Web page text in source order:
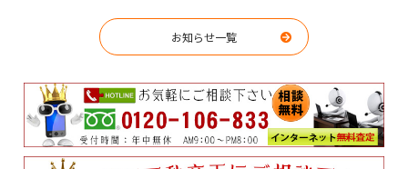
お知らせ一覧